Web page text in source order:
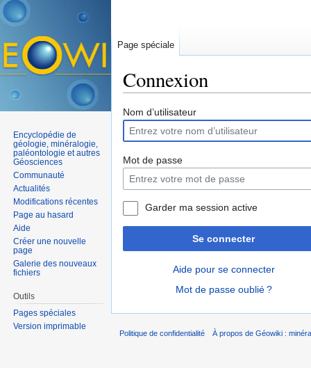
Connexion
Nom d’utilisateur
Mot de passe
Garder ma session active
Se connecter
Aide pour se connecter
Mot de passe oublié ?
Page spéciale
Encyclopédie de
géologie, minéralogie,
paléontologie et autres
Géosciences
Communauté
Actualités
Modifications récentes
Page au hasard
Aide
Créer une nouvelle
page
Galerie des nouveaux
fichiers
Outils
Pages spéciales
Version imprimable
Politique de confidentialité À propos de Géowiki :